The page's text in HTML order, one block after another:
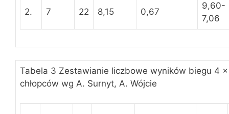
2. 7 22 8,15 0,67
9,60-
7,06
Tabela 3 Zestawianie liczbowe wyników biegu 4
chłopców wg A. Surnyt, A. Wójcie